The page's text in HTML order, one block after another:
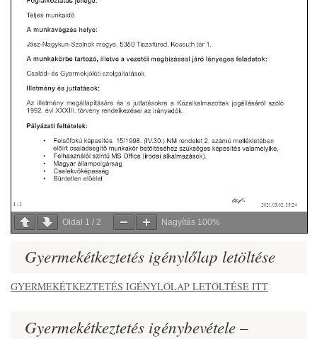
Oldal 1 / 2 Nagyítás 100%
Gyermekétkeztetés igénylőlap letöltése
GYERMEKÉTKEZTETÉS IGÉNYLŐLAP LETÖLTÉSE ITT
Gyermekétkeztetés igénybevétele –